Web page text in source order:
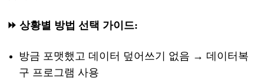
⏩ 상황별 방법 선택 가이드:
방금 포맷했고 데이터 덮어쓰기 없음 → 데이터 복
구 프로그램 사용